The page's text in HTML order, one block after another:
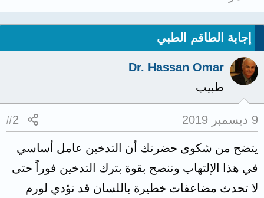
إجابة الطاقم الطبي
Dr. Hassan Omar
طبيب
9 ديسمبر 2019 #2
يتضح من شكوى حضرتك أن التدخين عامل أساسي
في هذا الإلتهاب وننصح بقوة بترك التدخين فوراً حتى
لا تحدث مضاعفات خطيرة باللسان قد تؤدي لورم